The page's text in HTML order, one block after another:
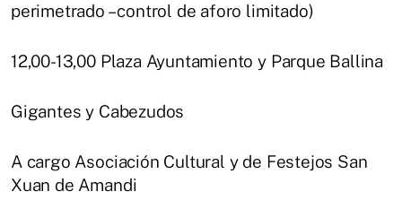
perimetrado – control de aforo limitado)
12,00-13,00 Plaza Ayuntamiento y Parque Ballina
Gigantes y Cabezudos
A cargo Asociación Cultural y de Festejos San
Xuan de Amandi